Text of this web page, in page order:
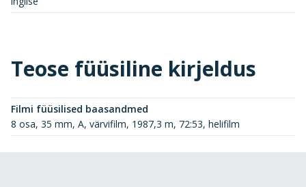
Teose füüsiline kirjeldus
Filmi füüsilised baasandmed
8 osa, 35 mm, A, värvifilm, 1987,3 m, 72:53, helifilm